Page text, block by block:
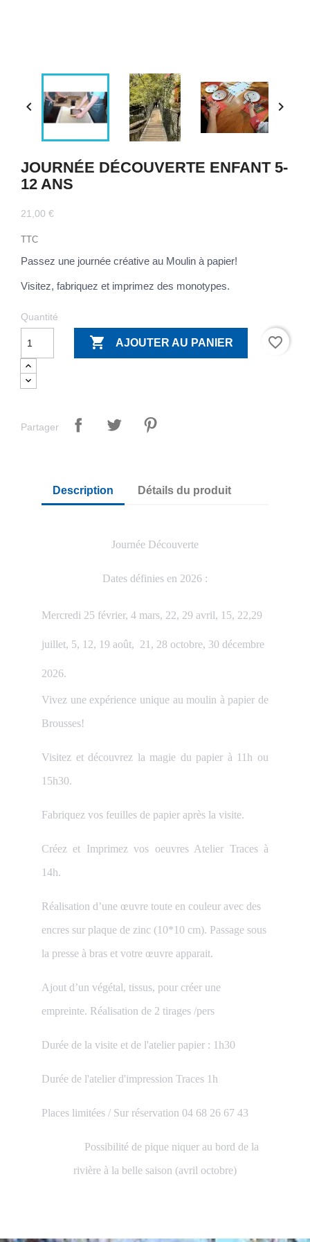
 
JOURNÉE DÉCOUVERTE ENFANT 5-
12 ANS
21,00 €
TTC
Passez une journée créative au Moulin à papier!
Visitez, fabriquez et imprimez des monotypes.
Quantité
 AJOUTER AU PANIER favorite_border
Partager
Description Détails du produit
Journée Découverte
Dates définies en 2026 :
Mercredi 25 février, 4 mars, 22, 29 avril, 15, 22,29
juillet, 5, 12, 19 août, 21, 28 octobre, 30 décembre
2026.
Vivez une expérience unique au moulin à papier de
Brousses!
Visitez et découvrez la magie du papier à 11h ou
15h30.
Fabriquez vos feuilles de papier après la visite.
Créez et Imprimezvos oeuvres Atelier Traces à
14h.
Réalisation d’une œuvre toute en couleur avec des
encres sur plaque de zinc (10*10 cm). Passage sous
la presse à bras et votre œuvre apparait.
Ajout d’un végétal, tissus, pour créer une
empreinte. Réalisation de 2 tirages /pers
Durée de la visite et de l'atelier papier : 1h30
Durée de l'atelier d'impression Traces 1h
Places limitées / Sur réservation 04 68 26 67 43
Possibilité de pique niquer au bord de la
rivière à la belle saison (avril octobre)